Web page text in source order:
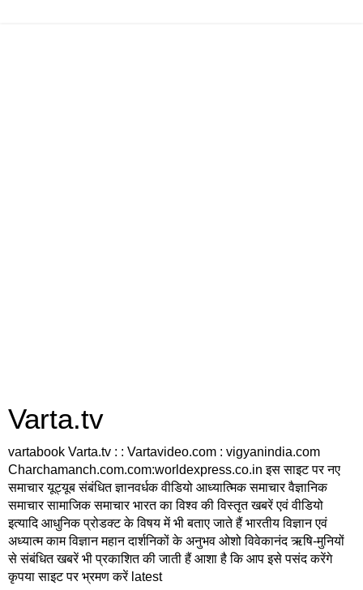
Varta.tv
vartabook Varta.tv : : Vartavideo.com : vigyanindia.com
Charchamanch.com.com:worldexpress.co.in इस साइट पर नए
समाचार यूट्यूब संबंधित ज्ञानवर्धक वीडियो आध्यात्मिक समाचार वैज्ञानिक
समाचार सामाजिक समाचार भारत का विश्व की विस्तृत खबरें एवं वीडियो
इत्यादि आधुनिक प्रोडक्ट के विषय में भी बताए जाते हैं भारतीय विज्ञान एवं
अध्यात्म काम विज्ञान महान दार्शनिकों के अनुभव ओशो विवेकानंद ऋषि-मुनियों
से संबंधित खबरें भी प्रकाशित की जाती हैं आशा है कि आप इसे पसंद करेंगे
कृपया साइट पर भ्रमण करें latest